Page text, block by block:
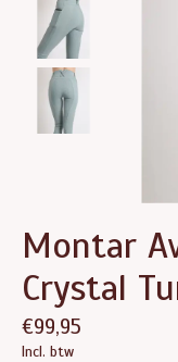
Montar
Crystal
€99,95
Incl. btw